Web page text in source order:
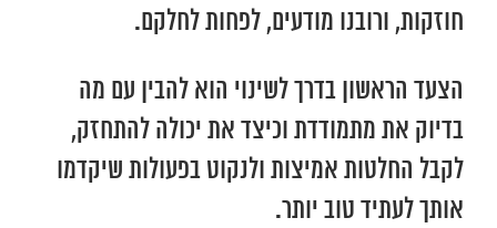
חוזקות, ורובנו מודעים, לפחות לחלקם.
הצעד הראשון בדרך לשינוי הוא להבין עם מה
בדיוק את מתמודדת וכיצד את יכולה להתחזק,
לקבל החלטות אמיצות ולנקוט בפעולות שיקדמו
אותך לעתיד טוב יותר.